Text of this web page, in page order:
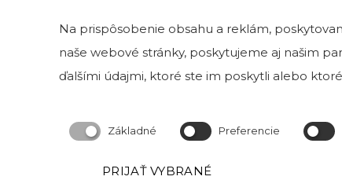
831 04 Bratislava 3
Kristína Mravcová- KriMRock
023 57 Podvysoká
Na prispôsobenie obsahu a reklám,
naše webové stránky, poskytujeme aj našim
ďalšími údajmi, ktoré ste im poskytli alebo
Základné Preferencie
PRIJAŤ VYBRANÉ